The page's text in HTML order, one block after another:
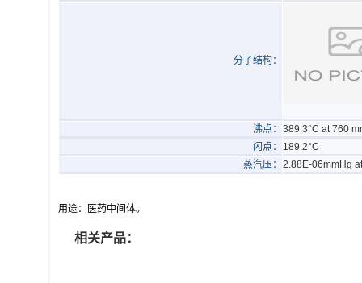
分子结构：
沸点： 389.3°C at 760
闪点：
189.2°C
蒸汽压： 2.88E-06mmHg
用途：医药中间体。
相关产品：